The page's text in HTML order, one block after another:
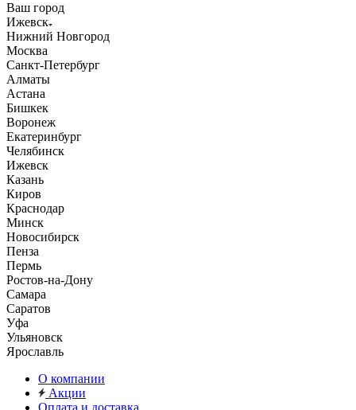
Ваш город
Ижевск
Нижний Новгород
Москва
Санкт-Петербург
Алматы
Астана
Бишкек
Воронеж
Екатеринбург
Челябинск
Ижевск
Казань
Киров
Краснодар
Минск
Новосибирск
Пенза
Пермь
Ростов-на-Дону
Самара
Саратов
Уфа
Ульяновск
Ярославль
О компании
Акции
Оплата и доставка